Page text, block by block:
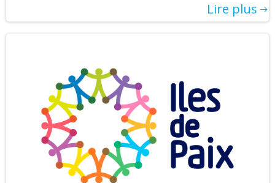
Lire plus